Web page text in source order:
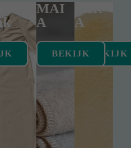
MIR
A
BEKIJK
MAI
A
BEKIJK